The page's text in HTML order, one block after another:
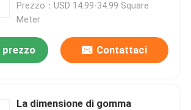
Prezzo：USD 14.99-34.99 Square
Meter
prezzo Contattaci
La dimensione di gomma